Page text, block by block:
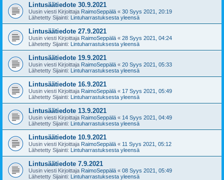
Lintusäätiedote 30.9.2021
Uusin viesti Kirjoittaja RaimoSeppälä « 30 Syys 2021, 20:19
Lähetetty Sijainti: Lintuharrastuksesta yleensä
Lintusäätiedote 27.9.2021
Uusin viesti Kirjoittaja RaimoSeppälä « 28 Syys 2021, 04:24
Lähetetty Sijainti: Lintuharrastuksesta yleensä
Lintusäätiedote 19.9.2021
Uusin viesti Kirjoittaja RaimoSeppälä « 20 Syys 2021, 05:33
Lähetetty Sijainti: Lintuharrastuksesta yleensä
Lintusäätiedote 16.9.2021
Uusin viesti Kirjoittaja RaimoSeppälä « 17 Syys 2021, 05:49
Lähetetty Sijainti: Lintuharrastuksesta yleensä
Lintusäätiedote 13.9.2021
Uusin viesti Kirjoittaja RaimoSeppälä « 14 Syys 2021, 04:49
Lähetetty Sijainti: Lintuharrastuksesta yleensä
Lintusäätiedote 10.9.2021
Uusin viesti Kirjoittaja RaimoSeppälä « 11 Syys 2021, 05:12
Lähetetty Sijainti: Lintuharrastuksesta yleensä
Lintusäätiedote 7.9.2021
Uusin viesti Kirjoittaja RaimoSeppälä « 08 Syys 2021, 05:49
Lähetetty Sijainti: Lintuharrastuksesta yleensä